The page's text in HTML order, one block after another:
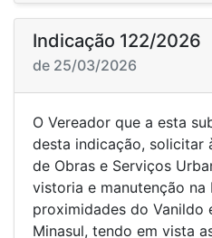
Indicação 122/2026
de 25/03/2026
O Vereador que a esta
desta indicação, solicitar
de Obras e Serviços
vistoria e manutenção na
proximidades do Vanildo
Minasul, tendo em vista